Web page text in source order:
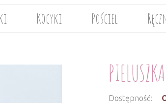
Kocyki Pościel
Dostępność: